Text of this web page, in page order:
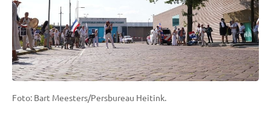
Foto: Bart Meesters/Persbureau Heitink.